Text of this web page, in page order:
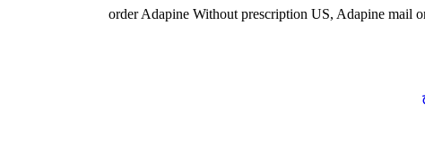
order Adapine Without prescription US, Adapine mail